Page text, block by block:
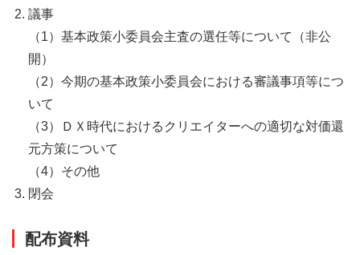
議事
（1）基本政策小委員会主査の選任等について（非公
開）
（2）今期の基本政策小委員会における審議事項等につ
いて
（3）ＤＸ時代におけるクリエイターへの適切な対価還
元方策について
（4）その他
閉会
配布資料